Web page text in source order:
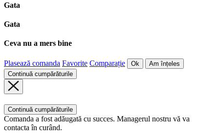
Gata
Gata
Ceva nu a mers bine
Plasează comanda Favorite Comparație Ok
Am înțeles
Continuă cumpărăturile
Continuă cumpărăturile
Comanda a fost adăugată cu succes. Managerul nostru vă va
contacta în curând.